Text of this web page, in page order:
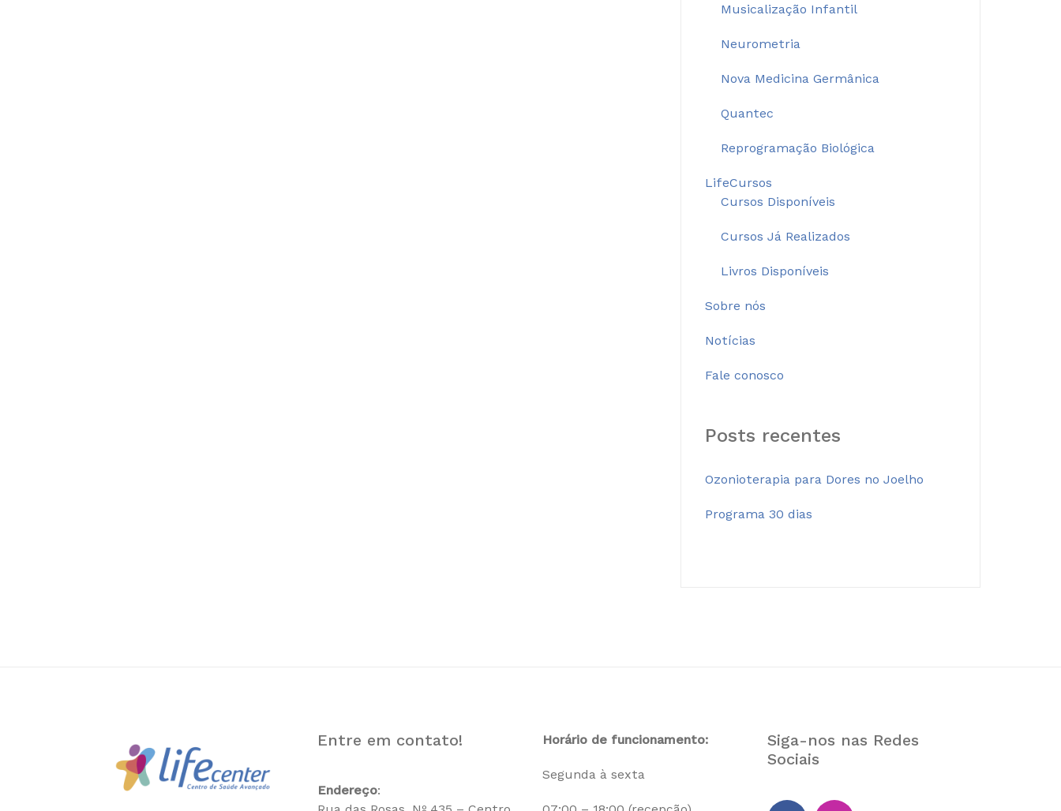
Musicalização Infantil
Neurometria
Nova Medicina Germânica
Quantec
Reprogramação Biológica
LifeCursos
Cursos Disponíveis
Cursos Já Realizados
Livros Disponíveis
Sobre nós
Notícias
Fale conosco
Posts recentes
Ozonioterapia para Dores no Joelho
Programa 30 dias
Entre em contato!
Endereço:
Horário de funcionamento:
Segunda à sexta
Siga-nos nas Redes
Sociais